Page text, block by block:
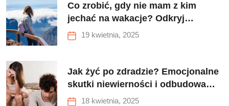
Co zrobić, gdy nie mam z kim
jechać na wakacje? Odkryj
najlepsze sposoby na znalezienie
towarzysza podróży
19 kwietnia, 2025
Jak żyć po zdradzie? Emocjonalne
skutki niewierności i odbudowa
związku
18 kwietnia, 2025